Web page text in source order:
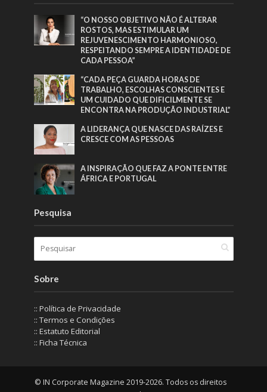
“O NOSSO OBJETIVO NÃO É ALTERAR
ROSTOS, MAS ESTIMULAR UM
REJUVENESCIMENTO HARMONIOSO,
RESPEITANDO SEMPRE A IDENTIDADE DE
CADA PESSOA”
“CADA PEÇA GUARDA HORAS DE
TRABALHO, ESCOLHAS CONSCIENTES E
UM CUIDADO QUE DIFICILMENTE SE
ENCONTRA NA PRODUÇÃO INDUSTRIAL”
A LIDERANÇA QUE NASCE DAS RAÍZES E
CRESCE COM AS PESSOAS
A INSPIRAÇÃO QUE FAZ A PONTE ENTRE
ÁFRICA E PORTUGAL
Pesquisa
Sobre
:: Política de Privacidade
:: Termos e Condições
:: Estatuto Editorial
:: Ficha Técnica
© IN Corporate Magazine 2019-2026. Todos os direitos